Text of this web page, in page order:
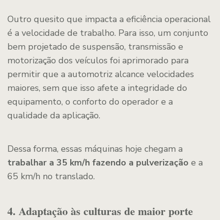
Outro quesito que impacta a eficiência operacional
é a velocidade de trabalho. Para isso, um conjunto
bem projetado de suspensão, transmissão e
motorização dos veículos foi aprimorado para
permitir que a automotriz alcance velocidades
maiores, sem que isso afete a integridade do
equipamento, o conforto do operador e a
qualidade da aplicação.
Dessa forma, essas máquinas hoje chegam a
trabalhar a 35 km/h fazendo a pulverização e a
65 km/h no translado.
4. Adaptação às culturas de maior porte